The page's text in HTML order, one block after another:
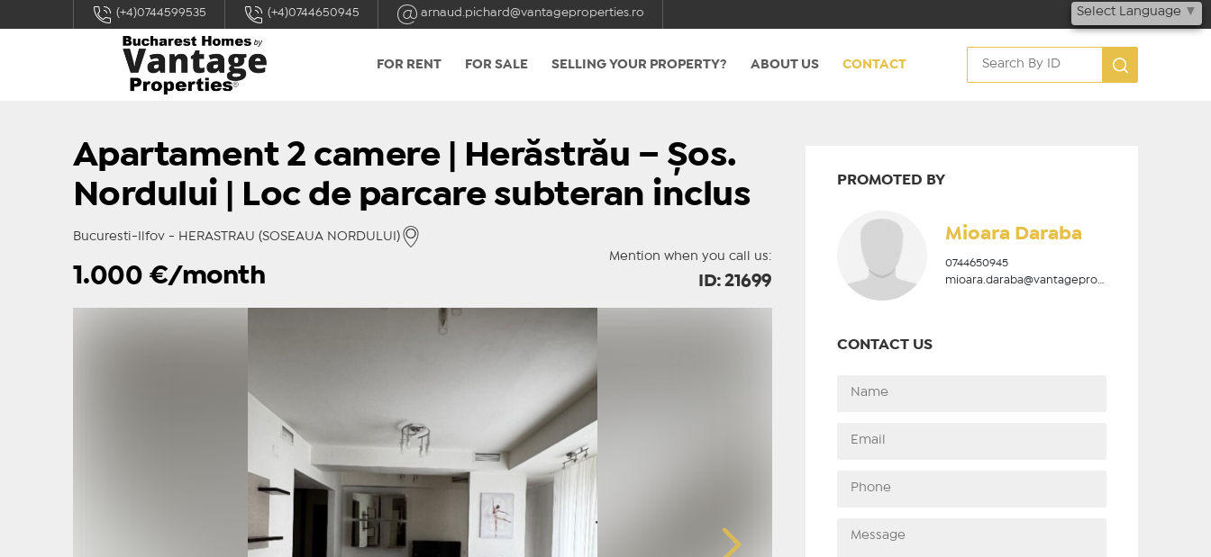
Select Language ▼
(+4)0744599535 (+4)0744650945 arnaud.pichard@vantageproperties.ro
FOR RENT FOR SALE SELLING YOUR PROPERTY? ABOUT US CONTACT
Apartament 2 camere | Herăstrău – Șos.
Nordului | Loc de parcare subteran inclus
Bucuresti-Ilfov - HERASTRAU (SOSEAUA NORDULUI)
Mention when you call us:
1.000 €/month ID: 21699
PROMOTED BY
Mioara Daraba
0744650945
mioara.daraba@vantageproperties.ro
CONTACT US